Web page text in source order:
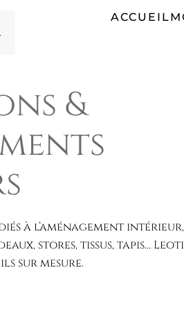
ACCUEIL
&
à l’aménagement
stores, tissus, tapis…
sur mesure.